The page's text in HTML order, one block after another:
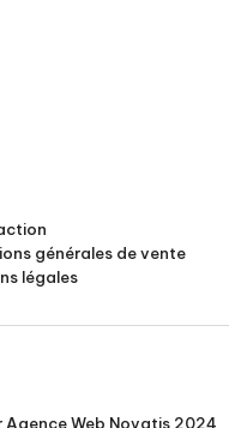
générales de vente
légales
Agence Web Novatis 2024